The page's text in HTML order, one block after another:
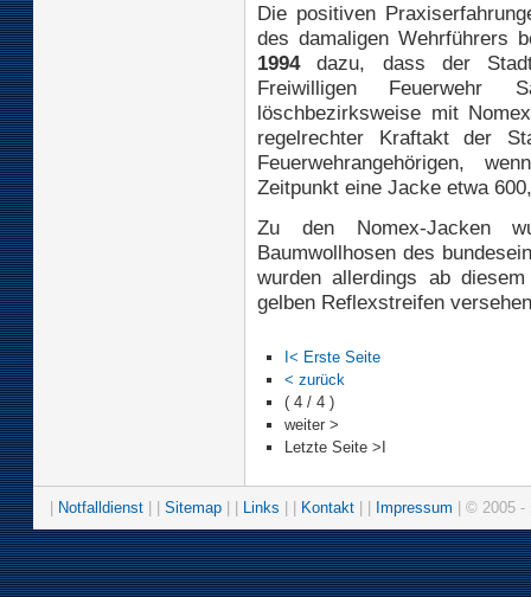
Die positiven
des damaligen Wehrführers
1994dazu, dass der
Freiwilligen Feuerwehr
löschbezirksweise mit
regelrechter Kraftakt der
Feuerwehrangehörigen,
Zeitpunkt eine Jacke etwa
Zu den Nomex-Jacken
Baumwollhosen des
wurden allerdings ab
gelben Reflexstreifen
I< Erste Seite
< zurück
( 4 / 4 )
weiter >
Letzte Seite >I
Notfalldienst Sitemap Links Kontakt Impressum | © 2005 -